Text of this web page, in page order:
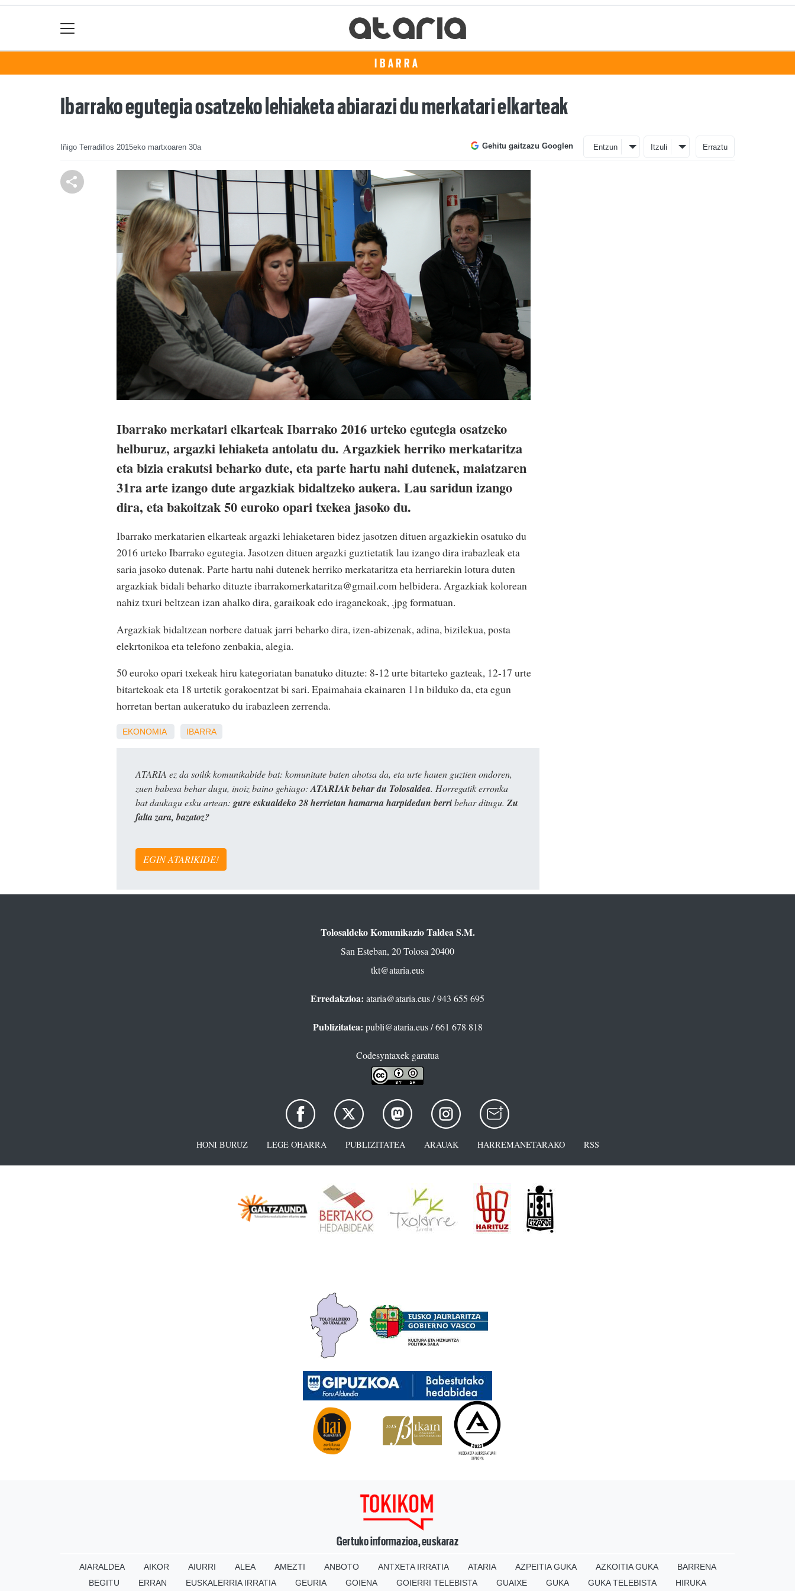
IBARRA
Ibarrako egutegia osatzeko lehiaketa abiarazi du merkatari elkarteak
Iñigo Terradillos 2015eko martxoaren 30a Gehitu gaitzazu Googlen Entzun Itzuli Erraztu
Ibarrako merkatari elkarteak Ibarrako 2016 urteko egutegia osatzeko
helburuz, argazki lehiaketa antolatu du. Argazkiek herriko merkataritza
eta bizia erakutsi beharko dute, eta parte hartu nahi dutenek, maiatzaren
31ra arte izango dute argazkiak bidaltzeko aukera. Lau saridun izango
dira, eta bakoitzak 50 euroko opari txekea jasoko du.
Ibarrako merkatarien elkarteak argazki lehiaketaren bidez jasotzen dituen argazkiekin osatuko du
2016 urteko Ibarrako egutegia. Jasotzen dituen argazki guztietatik lau izango dira irabazleak eta
saria jasoko dutenak. Parte hartu nahi dutenek herriko merkataritza eta herriarekin lotura duten
argazkiak bidali beharko dituzte ibarrakomerkataritza@gmail.com helbidera. Argazkiak kolorean
nahiz txuri beltzean izan ahalko dira, garaikoak edo iraganekoak, .jpg formatuan.
Argazkiak bidaltzean norbere datuak jarri beharko dira, izen-abizenak, adina, bizilekua, posta
elekrtonikoa eta telefono zenbakia, alegia.
50 euroko opari txekeak hiru kategoriatan banatuko dituzte: 8-12 urte bitarteko gazteak, 12-17 urte
bitartekoak eta 18 urtetik gorakoentzat bi sari. Epaimahaia ekainaren 11n bilduko da, eta egun
horretan bertan aukeratuko du irabazleen zerrenda.
EKONOMIA IBARRA
ATARIA ez da soilik komunikabide bat: komunitate baten ahotsa da, eta urte hauen guztien ondoren,
zuen babesa behar dugu, inoiz baino gehiago: ATARIAk behar du Tolosaldea. Horregatik erronka
bat daukagu esku artean: gure eskualdeko 28 herrietan hamarna harpidedun berribehar ditugu. Zu
falta zara, bazatoz?
EGIN ATARIKIDE!
Tolosaldeko Komunikazio Taldea S.M.
San Esteban, 20 Tolosa 20400
tkt@ataria.eus
Erredakzioa: ataria@ataria.eus/ 943 655 695
Publizitatea: publi@ataria.eus/ 661 678 818
Codesyntaxek garatua
HONI BURUZ LEGE OHARRA PUBLIZITATEA ARAUAK HARREMANETARAKO RSS
Gertuko informazioa, euskaraz
AIARALDEA AIKOR AIURRI ALEA AMEZTI ANBOTO ANTXETA IRRATIA ATARIA AZPEITIA GUKA AZKOITIA GUKA
BARRENA
BEGITU
ERRAN EUSKALERRIA IRRATIA GEURIA GOIENA GOIERRI TELEBISTA GUAIXE GUKA GUKA TELEBISTA HIRUKA